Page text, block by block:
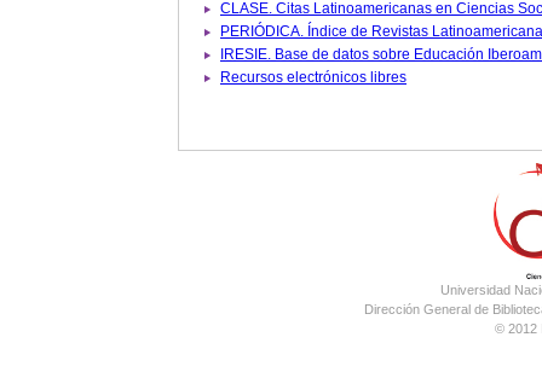
IRESIE. Base de datos
Recursos electrónicos libres
Universidad
Dirección General de
© 2012